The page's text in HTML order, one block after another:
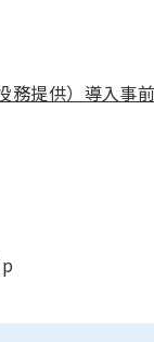
務提供）導入事